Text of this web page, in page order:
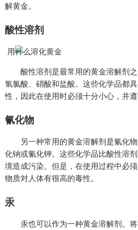
解黄金。
酸性溶剂
酸性溶剂是最常用的黄金溶解剂
氢氯酸、硝酸和盐酸。这些化学品都
性，因此在使用时必须十分小心，并遵
氰化物
另一种常用的黄金溶解剂是氰化
化钠或氰化钾。这些化学品比酸性溶
境造成污染。但是，在使用过程中必
物质对人体有很高的毒性。
汞
汞也可以作为一种黄金溶解剂。